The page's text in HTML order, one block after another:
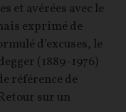
et avérées avec le
exprimé de
d’excuses, le
(1889-1976)
référence de
sur un